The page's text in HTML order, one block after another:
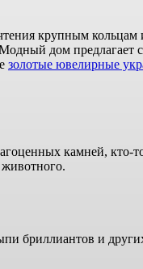
крупным кольцам
дом предлагает
золотые ювелирные
камней, кто-
бриллиантов и